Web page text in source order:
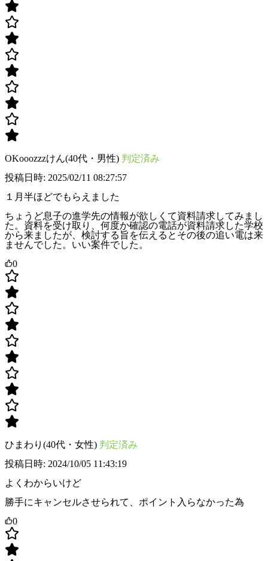
OKooozzzけん(40代・男性) 判定済み
投稿日時: 2025/02/11 08:27:57
１月半ほどでもらえました
ちょうど息子の進学先の情報が欲しくて資料請求してみまし
た。資料を受け取り、何度か確認の電話が資料請求した学校
から来ましたが、検討する旨を伝えるとその後の追い電は来
ませんでした。いい案件でした。
0
ひまわり(40代・女性) 判定済み
投稿日時: 2024/10/05 11:43:19
よくわからいけど
勝手にキャンセルさせられて、ポイント入らなかった為
0